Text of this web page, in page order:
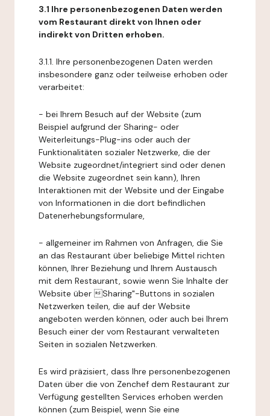
3.1 Ihre personenbezogenen Daten werden
vom Restaurant direkt von Ihnen oder
indirekt von Dritten erhoben.
3.1.1. Ihre personenbezogenen Daten werden
insbesondere ganz oder teilweise erhoben oder
verarbeitet:
- bei Ihrem Besuch auf der Website (zum
Beispiel aufgrund der Sharing- oder
Weiterleitungs-Plug-ins oder auch der
Funktionalitäten sozialer Netzwerke, die der
Website zugeordnet/integriert sind oder denen
die Website zugeordnet sein kann), Ihren
Interaktionen mit der Website und der Eingabe
von Informationen in die dort befindlichen
Datenerhebungsformulare,
- allgemeiner im Rahmen von Anfragen, die Sie
an das Restaurant über beliebige Mittel richten
können, Ihrer Beziehung und Ihrem Austausch
mit dem Restaurant, sowie wenn Sie Inhalte der
Website über Sharing"-Buttons in sozialen
Netzwerken teilen, die auf der Website
angeboten werden können, oder auch bei Ihrem
Besuch einer der vom Restaurant verwalteten
Seiten in sozialen Netzwerken.
Es wird präzisiert, dass Ihre personenbezogenen
Daten über die von Zenchef dem Restaurant zur
Verfügung gestellten Services erhoben werden
können (zum Beispiel, wenn Sie eine